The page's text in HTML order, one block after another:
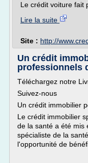
Le crédit voiture fait
Lire la suite
Site : http://
Un crédit
professionnels
Téléchargez notre
Suivez-nous
Un crédit immobilier
Le crédit immobilier
de la santé a été mis
spécialiste de la
l'opportunité de